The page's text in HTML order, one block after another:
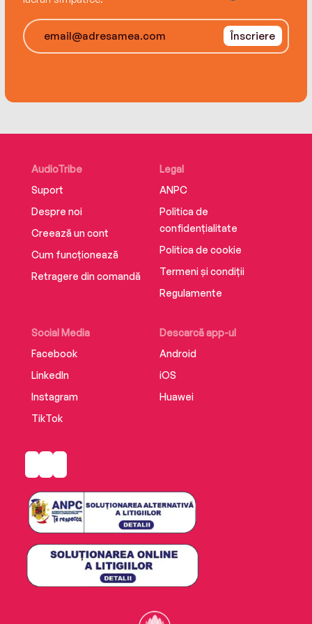
Înscriere
AudioTribe
Suport
Despre noi
Creează un cont
Cum funcționează
Retragere din comandă
Social Media
Facebook
LinkedIn
Instagram
TikTok
Descarcă app-ul
Android
iOS
Huawei
Legal
ANPC
Politica de
confidențialitate
Politica de cookie
Termeni și condiții
Regulamente